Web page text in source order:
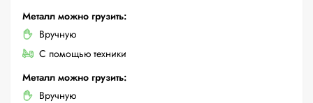
Металл можно грузить:
Вручную
С помощью техники
Металл можно грузить:
Вручную